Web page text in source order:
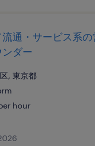
通・サービス系
ダー
, 東京都
hour